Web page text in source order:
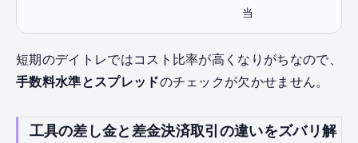
当
短期のデイトレではコスト比率が高くなりがちなので、
手数料水準とスプレッドのチェックが欠かせません。
工具の差し金と差金決済取引の違いをズバリ解